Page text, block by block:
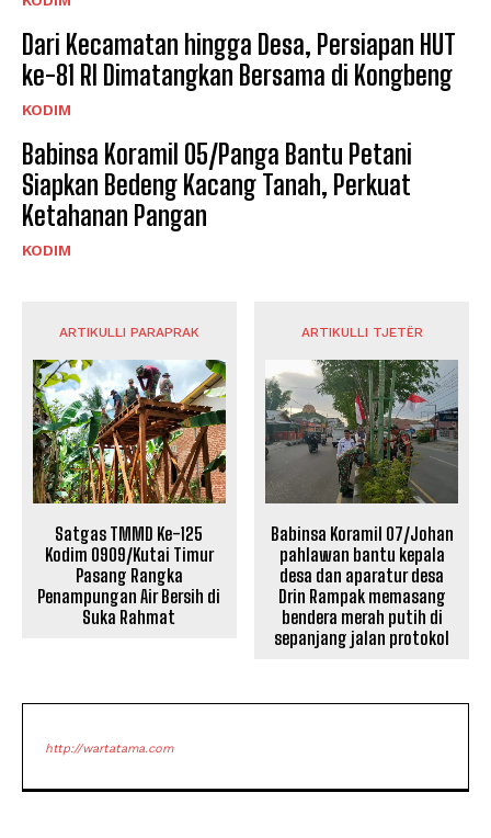
Dari Kecamatan hingga Desa, Persiapan HUT
ke-81 RI Dimatangkan Bersama di Kongbeng
KODIM
Babinsa Koramil 05/Panga Bantu Petani
Siapkan Bedeng Kacang Tanah, Perkuat
Ketahanan Pangan
KODIM
ARTIKULLI PARAPRAK
Satgas TMMD Ke-125
Kodim 0909/Kutai Timur
Pasang Rangka
Penampungan Air Bersih di
Suka Rahmat
ARTIKULLI TJETËR
Babinsa Koramil 07/Johan
pahlawan bantu kepala
desa dan aparatur desa
Drin Rampak memasang
bendera merah putih di
sepanjang jalan protokol
http://wartatama.com